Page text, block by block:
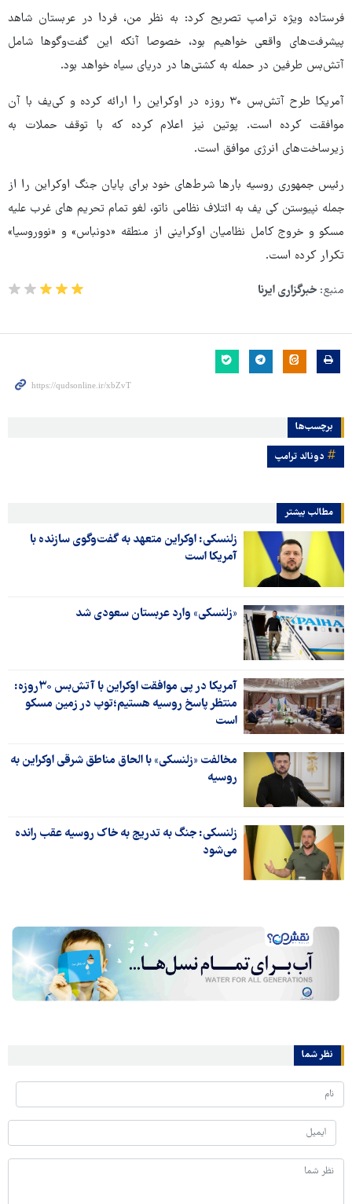
فرستاده ویژه ترامپ تصریح کرد: به نظر من، فردا در عربستان شاهد
پیشرفت‌های واقعی خواهیم بود، خصوصا آنکه این گفت‌وگوها شامل
آتش‌بس طرفین در حمله به کشتی‌ها در دریای سیاه خواهد بود.
آمریکا طرح آتش‌بس ۳۰ روزه در اوکراین را ارائه کرده و کی‌یف با آن
موافقت کرده است. پوتین نیز اعلام کرده که با توقف حملات به
زیرساخت‌های انرژی موافق است.
رئیس جمهوری روسیه بارها شرط‌های خود برای پایان جنگ اوکراین را از
جمله نپیوستن کی یف به ائتلاف نظامی ناتو، لغو تمام تحریم های غرب علیه
مسکو و خروج کامل نظامیان اوکراینی از منطقه «دونباس» و «نووروسیا»
تکرار کرده است.
منبع: خبرگزاری ایرنا
برچسب‌ها
دونالد ترامپ
مطالب بیشتر
زلنسکی: اوکراین متعهد به گفت‌وگوی سازنده با
آمریکا است
«زلنسکی» وارد عربستان سعودی شد
آمریکا در پی موافقت اوکراین با آتش‌بس ۳۰روزه:
منتظر پاسخ روسیه هستیم؛توپ در زمین مسکو
است
مخالفت «زلنسکی» با الحاق مناطق شرقی اوکراین به
روسیه
زلنسکی: جنگ به تدریج به خاک روسیه عقب رانده
می‌شود
نظر شما